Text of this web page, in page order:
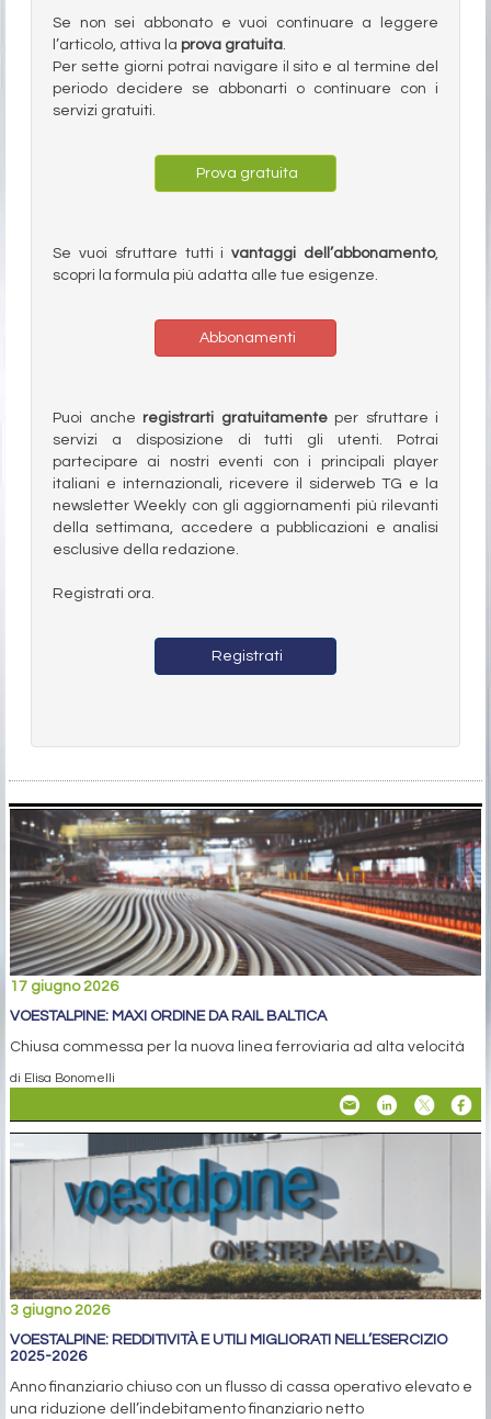
Se non sei abbonato e vuoi continuare a leggere
l’articolo, attiva la prova gratuita.
Per sette giorni potrai navigare il sito e al termine del
periodo decidere se abbonarti o continuare con i
servizi gratuiti.
Prova gratuita
Se vuoi sfruttare tutti ivantaggi dell’abbonamento,
scopri la formula più adatta alle tue esigenze.
Abbonamenti
Puoi anche registrarti gratuitamenteper sfruttare i
servizi a disposizione di tutti gli utenti. Potrai
partecipare ai nostri eventi con i principali player
italiani e internazionali, ricevere il siderweb TG e la
newsletter Weekly con gli aggiornamenti più rilevanti
della settimana, accedere a pubblicazioni e analisi
esclusive della redazione.
Registrati ora.
Registrati
17 giugno 2026
VOESTALPINE: MAXI ORDINE DA RAIL BALTICA
Chiusa commessa per la nuova linea ferroviaria ad alta velocità
di Elisa Bonomelli
3 giugno 2026
VOESTALPINE: REDDITIVITÀ E UTILI MIGLIORATI NELL’ESERCIZIO
2025-2026
Anno finanziario chiuso con un flusso di cassa operativo elevato e
una riduzione dell’indebitamento finanziario netto